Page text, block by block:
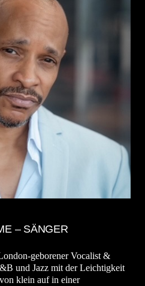
– SÄNGER
geborener Vocalist &
und Jazz mit der Leichtigkeit
klein auf in einer